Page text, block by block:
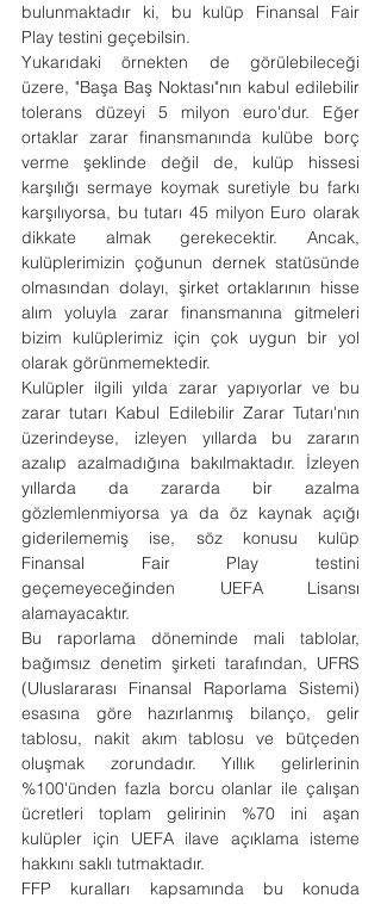
bulunmaktadır ki, bu kulüp Finansal Fair
Play testini geçebilsin.
Yukarıdaki örnekten de görülebileceği
üzere, "Başa Baş Noktası"nın kabul edilebilir
tolerans düzeyi 5 milyon euro'dur. Eğer
ortaklar zarar finansmanında kulübe borç
verme şeklinde değil de, kulüp hissesi
karşılığı sermaye koymak suretiyle bu farkı
karşılıyorsa, bu tutarı 45 milyon Euro olarak
dikkate almak gerekecektir. Ancak,
kulüplerimizin çoğunun dernek statüsünde
olmasından dolayı, şirket ortaklarının hisse
alım yoluyla zarar finansmanına gitmeleri
bizim kulüplerimiz için çok uygun bir yol
olarak görünmemektedir.
Kulüpler ilgili yılda zarar yapıyorlar ve bu
zarar tutarı Kabul Edilebilir Zarar Tutarı'nın
üzerindeyse, izleyen yıllarda bu zararın
azalıp azalmadığına bakılmaktadır. İzleyen
yıllarda da zararda bir azalma
gözlemlenmiyorsa ya da öz kaynak açığı
giderilememiş ise, söz konusu kulüp
Finansal Fair Play testini
geçemeyeceğinden UEFA Lisansı
alamayacaktır.
Bu raporlama döneminde mali tablolar,
bağımsız denetim şirketi tarafından, UFRS
(Uluslararası Finansal Raporlama Sistemi)
esasına göre hazırlanmış bilanço, gelir
tablosu, nakit akım tablosu ve bütçeden
oluşmak zorundadır. Yıllık gelirlerinin
%100'ünden fazla borcu olanlar ile çalışan
ücretleri toplam gelirinin %70 ini aşan
kulüpler için UEFA ilave açıklama isteme
hakkını saklı tutmaktadır.
FFP kuralları kapsamında bu konuda